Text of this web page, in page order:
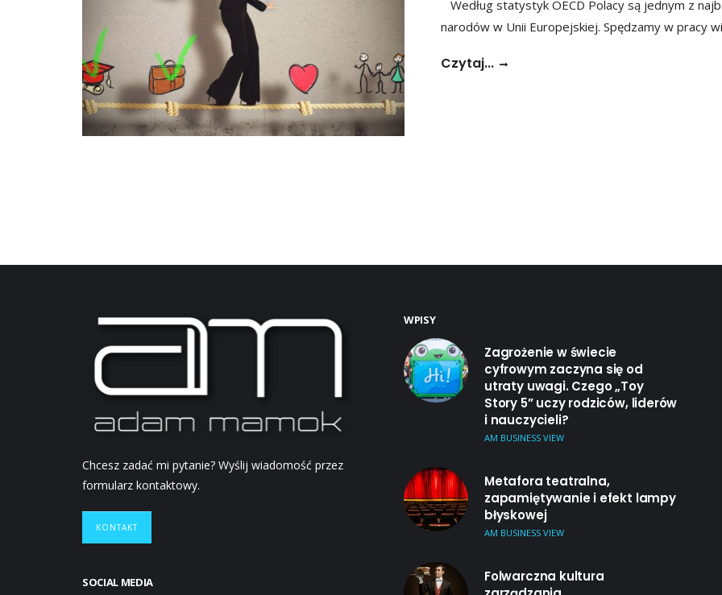
Według statystyk OECD Polacy są jednym z
narodów w Unii Europejskiej. Spędzamy w pracy
Czytaj...
Chcesz zadać mi pytanie? Wyślij wiadomość przez
formularz kontaktowy.
KONTAKT
SOCIAL MEDIA
WPISY
Zagrożenie w świecie
cyfrowym zaczyna się od
utraty uwagi. Czego „Toy
Story 5” uczy rodziców, liderów
i nauczycieli?
AM BUSINESS VIEW
Metafora teatralna,
zapamiętywanie i efekt lampy
błyskowej
AM BUSINESS VIEW
Folwarczna kultura